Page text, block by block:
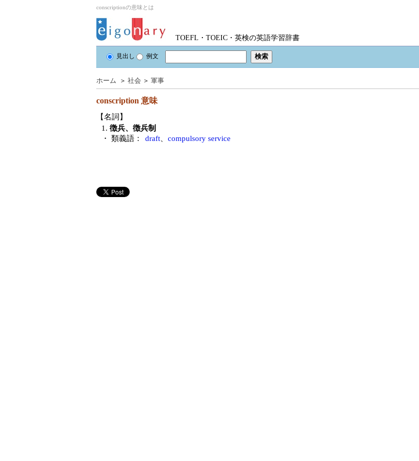
conscriptionの意味とは
TOEFL・TOEIC・英検の英語学習辞書
見出し 例文
ホーム ＞ 社会 ＞ 軍事
conscription 意味
【名詞】
1. 徴兵、徴兵制
・ 類義語：
draft compulsory service